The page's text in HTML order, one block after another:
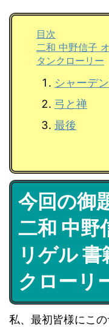
目次
二和 中野信子
タンクローリー
シャーデ
弓と禅
最後
今回の御
二和 中野
リゲル
クローリ
私、最初皆様にこ